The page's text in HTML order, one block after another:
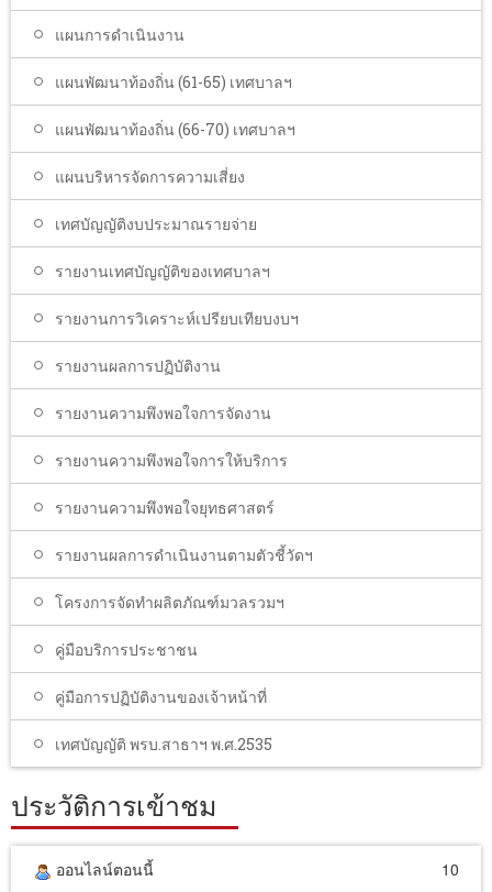
แผนการดำเนินงาน
แผนพัฒนาท้องถิ่น (61-65) เทศบาลฯ
แผนพัฒนาท้องถิ่น (66-70) เทศบาลฯ
แผนบริหารจัดการความเสี่ยง
เทศบัญญัติงบประมาณรายจ่าย
รายงานเทศบัญญัติของเทศบาลฯ
รายงานการวิเคราะห์เปรียบเทียบงบฯ
รายงานผลการปฏิบัติงาน
รายงานความพึงพอใจการจัดงาน
รายงานความพึงพอใจการให้บริการ
รายงานความพึงพอใจยุทธศาสตร์
รายงานผลการดำเนินงานตามตัวชี้วัดฯ
โครงการจัดทำผลิตภัณฑ์มวลรวมฯ
คู่มือบริการประชาชน
คู่มือการปฏิบัติงานของเจ้าหน้าที่
เทศบัญญัติ พรบ.สาธาฯ พ.ศ.2535
ประวัติการเข้าชม
ออนไลน์ตอนนี้ 10